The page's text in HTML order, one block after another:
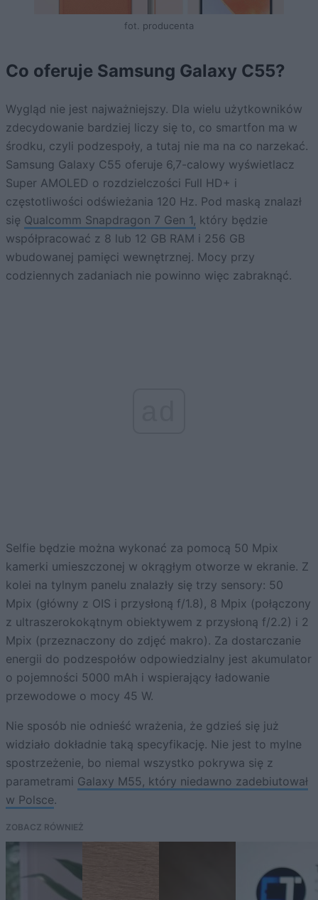
fot. producenta
Co oferuje Samsung Galaxy C55?
Wygląd nie jest najważniejszy. Dla wielu użytkowników
zdecydowanie bardziej liczy się to, co smartfon ma w
środku, czyli podzespoły, a tutaj nie ma na co narzekać.
Samsung Galaxy C55 oferuje 6,7-calowy wyświetlacz
Super AMOLED o rozdzielczości Full HD+ i
częstotliwości odświeżania 120 Hz. Pod maską znalazł
się Qualcomm Snapdragon 7 Gen 1, który będzie
współpracować z 8 lub 12 GB RAM i 256 GB
wbudowanej pamięci wewnętrznej. Mocy przy
codziennych zadaniach nie powinno więc zabraknąć.
Selfie będzie można wykonać za pomocą 50 Mpix
kamerki umieszczonej w okrągłym otworze w ekranie. Z
kolei na tylnym panelu znalazły się trzy sensory: 50
Mpix (główny z OIS i przysłoną f/1.8), 8 Mpix (połączony
z ultraszerokokątnym obiektywem z przysłoną f/2.2) i 2
Mpix (przeznaczony do zdjęć makro). Za dostarczanie
energii do podzespołów odpowiedzialny jest akumulator
o pojemności 5000 mAh i wspierający ładowanie
przewodowe o mocy 45 W.
Nie sposób nie odnieść wrażenia, że gdzieś się już
widziało dokładnie taką specyfikację. Nie jest to mylne
spostrzeżenie, bo niemal wszystko pokrywa się z
parametrami Galaxy M55, który niedawno zadebiutował
w Polsce.
ZOBACZ RÓWNIEŻ